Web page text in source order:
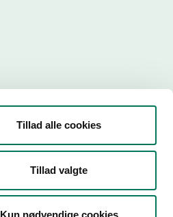
Tillad alle cookies
Tillad valgte
Kun nødvendige cookies